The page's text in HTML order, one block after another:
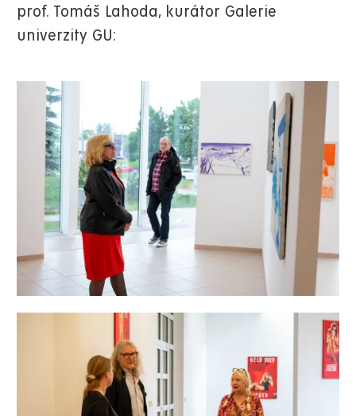
prof. Tomáš Lahoda, kurátor Galerie
univerzity GU: